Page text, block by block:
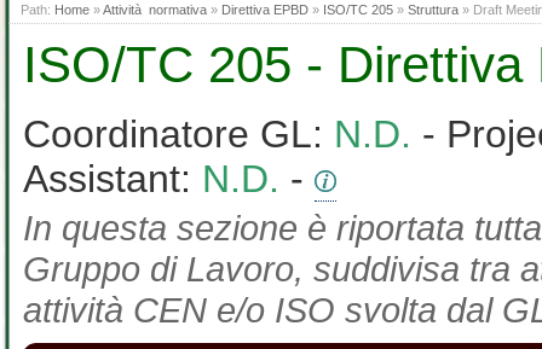
Path: Home »Attività normativa » Direttiva EPBD » ISO/TC 205 » Struttura » Draft
ISO/TC 205 - Direttiva
Coordinatore GL: N.D. -
Assistant: N.D. -
In questa sezione è riportata
Gruppo di Lavoro, suddivisa tra
attività CEN e/o ISO svolta dal